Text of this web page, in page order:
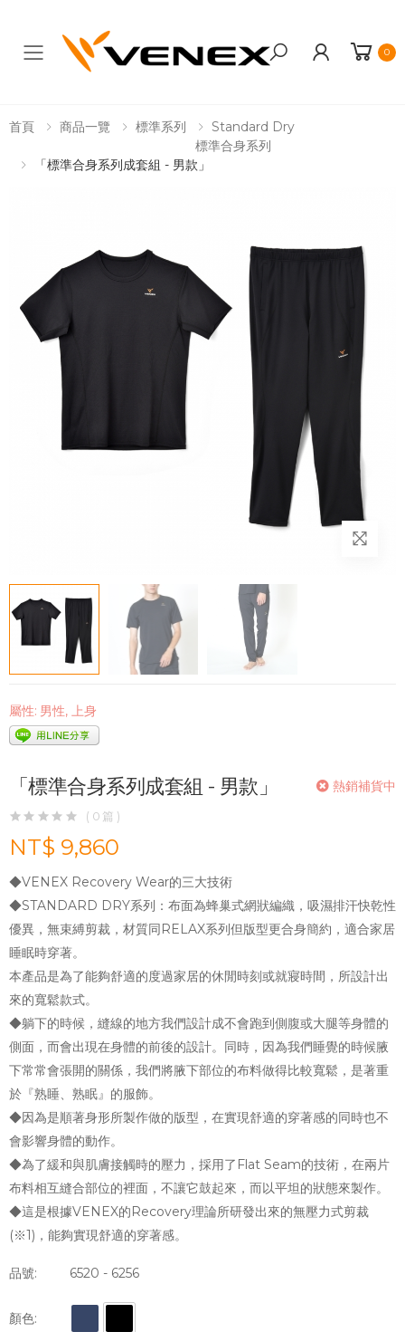
Toggle mobile menu 0
首頁 商品一覽 標準系列
Standard Dry
標準合身系列
「標準合身系列成套組 - 男款」
屬性: 男性, 上身
熱銷補貨中
「標準合身系列成套組 - 男款」
( 0 篇 )
NT$ 9,860
◆VENEX Recovery Wear的三大技術
◆STANDARD DRY系列：布面為蜂巢式網狀編織，吸濕排汗快乾性
優異，無束縛剪裁，材質同RELAX系列但版型更合身簡約，適合家居
睡眠時穿著。
本產品是為了能夠舒適的度過家居的休閒時刻或就寢時間，所設計出
來的寬鬆款式。
◆躺下的時候，縫線的地方我們設計成不會跑到側腹或大腿等身體的
側面，而會出現在身體的前後的設計。同時，因為我們睡覺的時候腋
下常常會張開的關係，我們將腋下部位的布料做得比較寬鬆，是著重
於『熟睡、熟眠』的服飾。
◆因為是順著身形所製作做的版型，在實現舒適的穿著感的同時也不
會影響身體的動作。
◆為了緩和與肌膚接觸時的壓力，採用了Flat Seam的技術，在兩片
布料相互縫合部位的裡面，不讓它鼓起來，而以平坦的狀態來製作。
◆這是根據VENEX的Recovery理論所研發出來的無壓力式剪裁
(※1)，能夠實現舒適的穿著感。
品號: 6520 - 6256
顏色: